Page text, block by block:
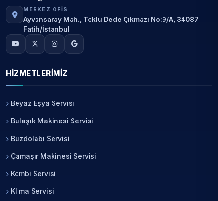
MERKEZ OFIS
Ayvansaray Mah., Toklu Dede Çıkmazı No:9/A, 34087
Fatih/İstanbul
HIZMETLERIMIZ
Beyaz Eşya Servisi
Bulaşık Makinesi Servisi
Buzdolabı Servisi
Çamaşır Makinesi Servisi
Kombi Servisi
Klima Servisi